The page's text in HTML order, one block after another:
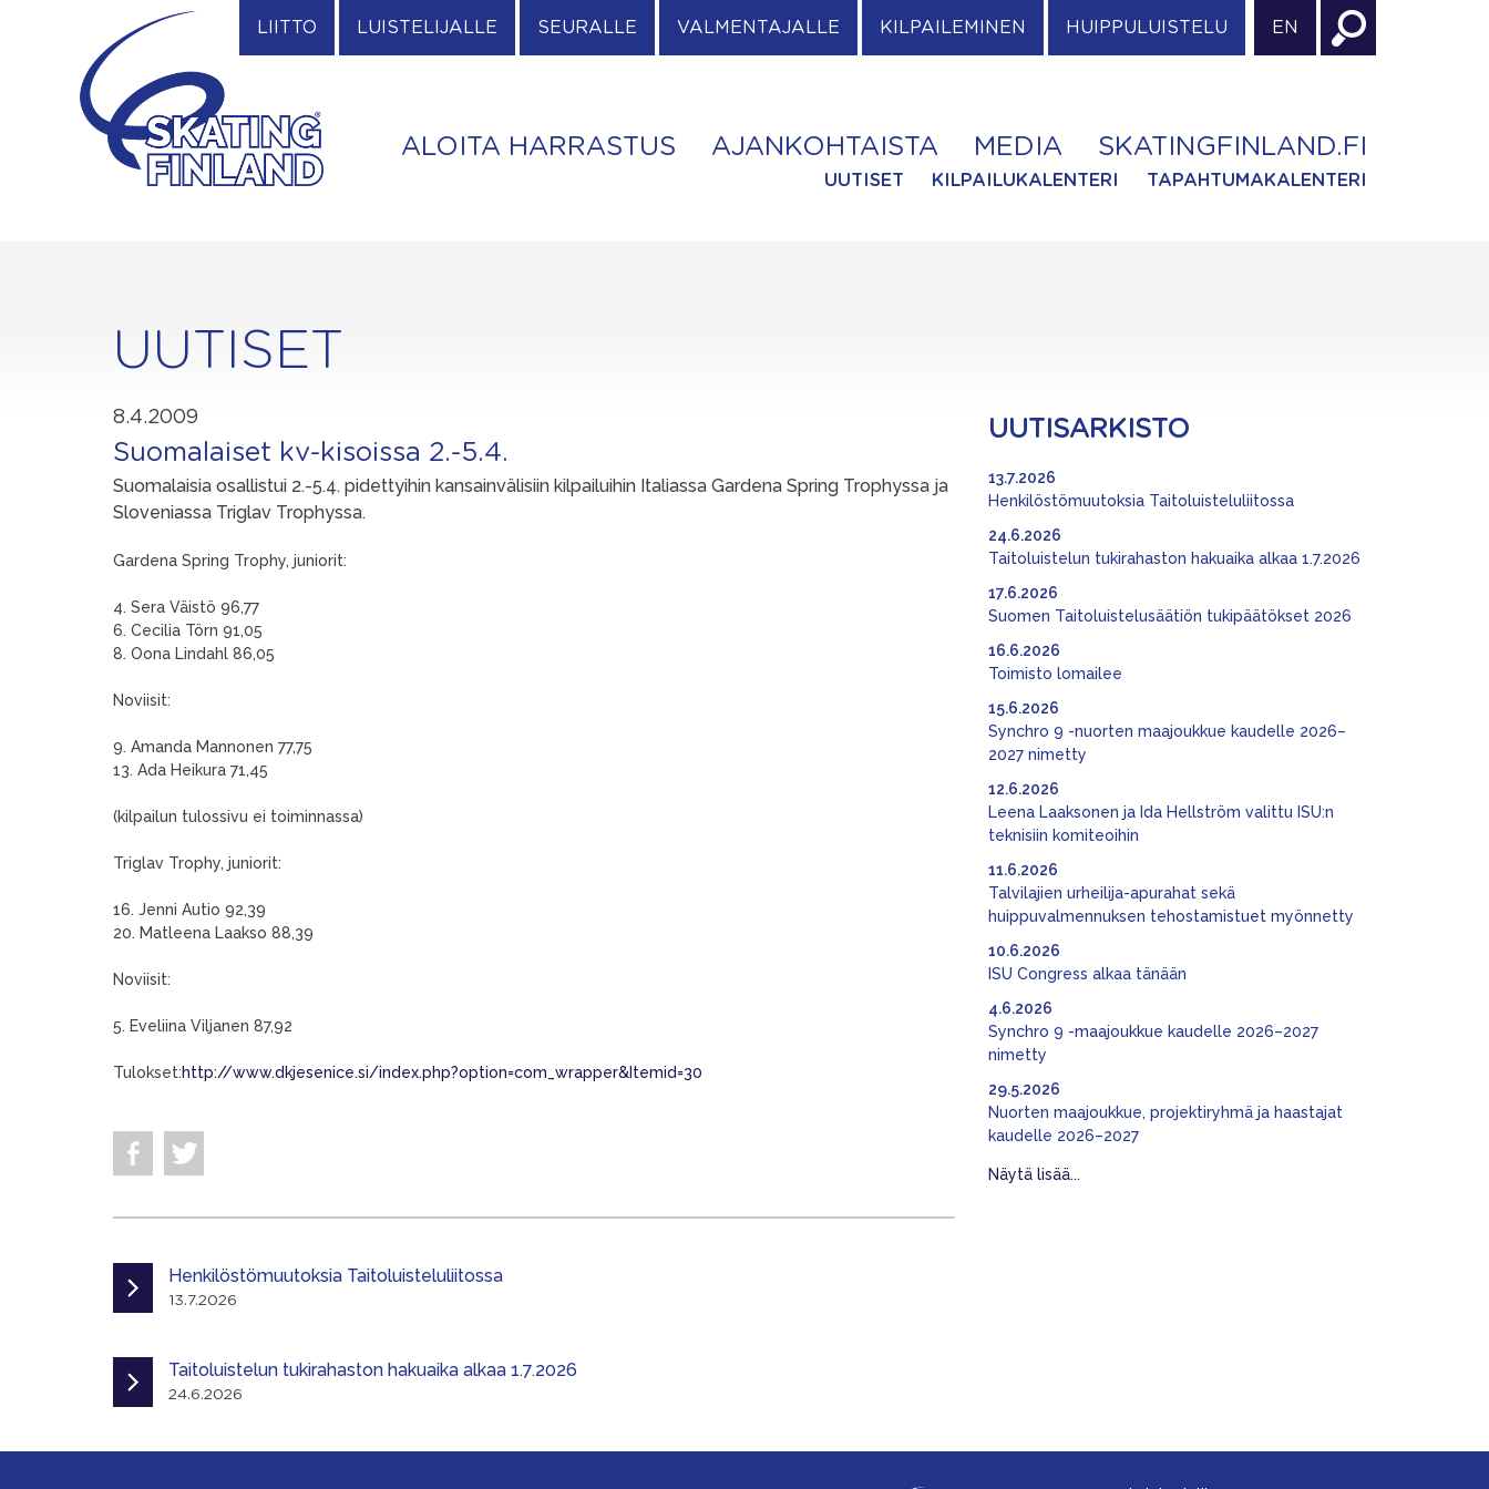
LIITTO LUISTELIJALLE SEURALLE VALMENTAJALLE KILPAILEMINEN HUIPPULUISTELU EN
ALOITA HARRASTUS AJANKOHTAISTA MEDIA SKATINGFINLAND.FI
UUTISET KILPAILUKALENTERI TAPAHTUMAKALENTERI
UUTISET
8.4.2009
Suomalaiset kv-kisoissa 2.-5.4.
Suomalaisia osallistui 2.-5.4. pidettyihin kansainvälisiin kilpailuihin Italiassa Gardena Spring Trophyssa ja
Sloveniassa Triglav Trophyssa.
Gardena Spring Trophy, juniorit:
4. Sera Väistö 96,77
6. Cecilia Törn 91,05
8. Oona Lindahl 86,05
Noviisit:
9. Amanda Mannonen 77,75
13. Ada Heikura 71,45
(kilpailun tulossivu ei toiminnassa)
Triglav Trophy, juniorit:
16. Jenni Autio 92,39
20. Matleena Laakso 88,39
Noviisit:
5. Eveliina Viljanen 87,92
Tulokset:http://www.dkjesenice.si/index.php?option=com_wrapper&Itemid=30
Henkilöstömuutoksia Taitoluisteluliitossa
13.7.2026
Taitoluistelun tukirahaston hakuaika alkaa 1.7.2026
24.6.2026
UUTISARKISTO
Henkilöstömuutoksia Taitoluisteluliitossa
13.7.2026
Taitoluistelun tukirahaston hakuaika alkaa 1.7.2026
24.6.2026
Suomen Taitoluistelusäätiön tukipäätökset 2026
17.6.2026
Toimisto lomailee
16.6.2026
Synchro 9 -nuorten maajoukkue kaudelle 2026–
2027 nimetty
15.6.2026
Leena Laaksonen ja Ida Hellström valittu ISU:n
teknisiin komiteoihin
12.6.2026
Talvilajien urheilija-apurahat sekä
huippuvalmennuksen tehostamistuet myönnetty
11.6.2026
ISU Congress alkaa tänään
10.6.2026
Synchro 9 -maajoukkue kaudelle 2026–2027
nimetty
4.6.2026
Nuorten maajoukkue, projektiryhmä ja haastajat
kaudelle 2026–2027
29.5.2026
Näytä lisää...